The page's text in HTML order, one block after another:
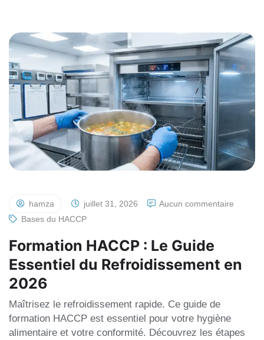
hamza juillet 31, 2026
Aucun commentaire
Bases du HACCP
Formation HACCP : Le Guide
Essentiel du Refroidissement en
2026
Maîtrisez le refroidissement rapide. Ce guide de
formation HACCP est essentiel pour votre hygiène
alimentaire et votre conformité. Découvrez les étapes